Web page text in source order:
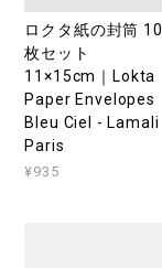
ロクタ紙の封筒 10
枚セット
11×15cm｜Lokta
Paper Envelopes
Bleu Ciel - Lamali
Paris
¥935